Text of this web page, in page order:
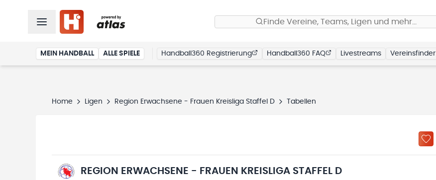
Finde Vereine, Teams, Ligen und mehr…
MEIN HANDBALL ALLE SPIELE Handball360 Registrierung Handball360 FAQ Livestreams Vereinsfinder
Home Ligen Region Erwachsene - Frauen Kreisliga Staffel D Tabellen
REGION ERWACHSENE - FRAUEN KREISLIGA STAFFEL D